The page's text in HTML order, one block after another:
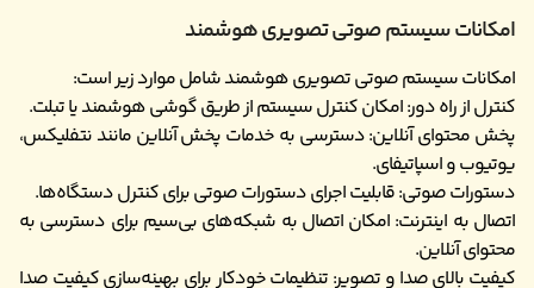
امکانات سیستم صوتی تصویری هوشمند
امکانات سیستم صوتی تصویری هوشمند شامل موارد زیر است:
کنترل از راه دور: امکان کنترل سیستم از طریق گوشی هوشمند یا تبلت.
پخش محتوای آنلاین: دسترسی به خدمات پخش آنلاین مانند نتفلیکس،
یوتیوب و اسپاتیفای.
دستورات صوتی: قابلیت اجرای دستورات صوتی برای کنترل دستگاه‌ها.
اتصال به اینترنت: امکان اتصال به شبکه‌های بی‌سیم برای دسترسی به
محتوای آنلاین.
کیفیت بالای صدا و تصویر: تنظیمات خودکار برای بهینه‌سازی کیفیت صدا